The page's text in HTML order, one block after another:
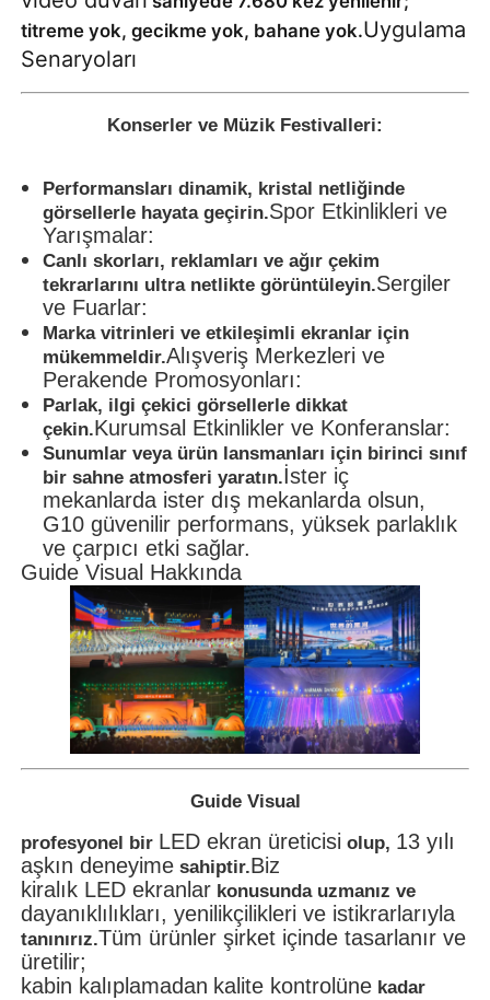
titreme yok, gecikme yok, bahane yok.Uygulama
Senaryoları
Konserler ve Müzik Festivalleri:
Performansları dinamik, kristal netliğinde
görsellerle hayata geçirin.Spor Etkinlikleri ve
Yarışmalar:
Canlı skorları, reklamları ve ağır çekim
tekrarlarını ultra netlikte görüntüleyin.Sergiler
ve Fuarlar:
Marka vitrinleri ve etkileşimli ekranlar için
mükemmeldir.Alışveriş Merkezleri ve
Perakende Promosyonları:
Parlak, ilgi çekici görsellerle dikkat
çekin.Kurumsal Etkinlikler ve Konferanslar:
Sunumlar veya ürün lansmanları için birinci sınıf
bir sahne atmosferi yaratın.İster iç
mekanlarda ister dış mekanlarda olsun,
G10 güvenilir performans, yüksek parlaklık
ve çarpıcı etki sağlar.
Guide Visual Hakkında
Guide Visual
profesyonel bir LED ekran üreticisi olup, 13 yılı
aşkın deneyime sahiptir.Biz
kiralık LED ekranlar konusunda uzmanız ve
dayanıklılıkları, yenilikçilikleri ve istikrarlarıyla
tanınırız.Tüm ürünler şirket içinde tasarlanır ve
üretilir;
kabin kalıplamadan kalite kontrolüne kadar